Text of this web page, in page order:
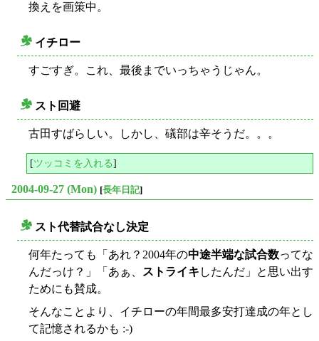
換えを画策中。
イチロー
すごすぎ。これ、最後までいっちゃうじゃん。
スト回避
古田すばらしい。しかし、礒部は辛そうだ。。。
[ツッコミを入れる]
2004-09-27 (Mon) [長年日記]
スト代替試合なし決定
何年たっても「あれ？2004年の中途半端な試合数ってな
んだっけ？」「あぁ、
ストライキ したんだ」と思い出す
ためにも賛成。
そんなことより、イチローの年間最多安打達成の年とし
て記憶されるかも :-)